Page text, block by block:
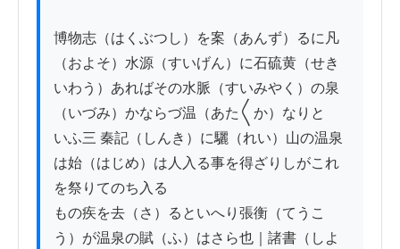
博物志（はくぶつし）を案（あんず）るに凡
（およそ）水源（すいげん）に石硫黄（せき
いわう）あればその水脈（すいみやく）の泉
（いづみ）かならづ温（あた〱か）なりと
いふ三 秦記（しんき）に驪（れい）山の温泉
は始（はじめ）は人入る事を得ざりしがこれ
を祭りてのち入る
もの疾を去（さ）るといへり張衡（てうこ
う）が温泉の賦（ふ）はさら也｜諸書（しよ